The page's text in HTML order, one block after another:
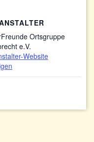
Ortsgruppe
e.V.
Website